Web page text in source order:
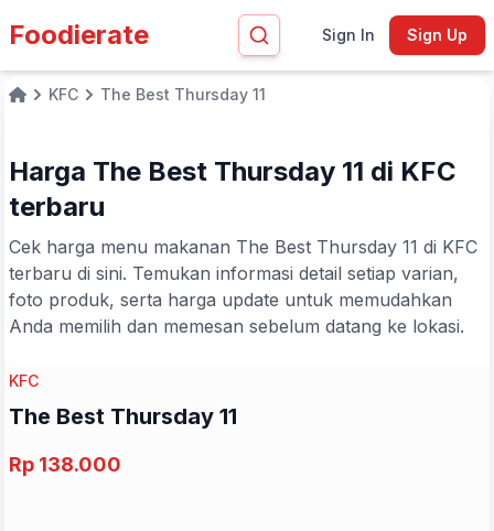
Foodierate Sign In Sign Up
HomeKFC The Best Thursday 11
Harga The Best Thursday 11 di KFC
terbaru
Cek harga menu makanan The Best Thursday 11 di KFC
terbaru di sini. Temukan informasi detail setiap varian,
foto produk, serta harga update untuk memudahkan
Anda memilih dan memesan sebelum datang ke lokasi.
KFC
The Best Thursday 11
Rp 138.000